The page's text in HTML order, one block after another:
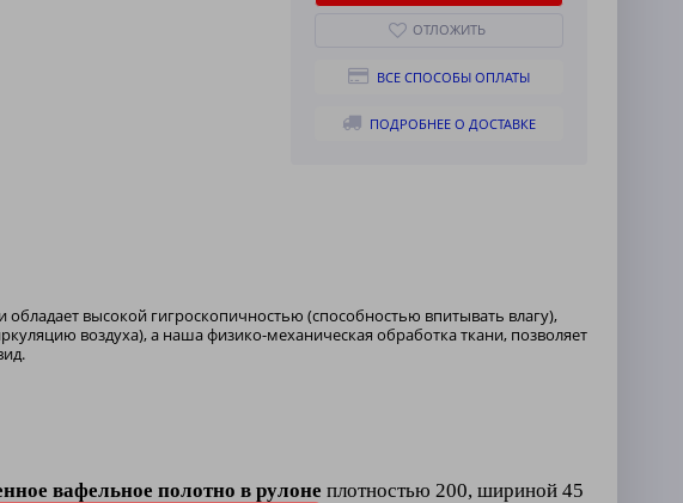
ОТЛОЖИТЬ
ВСЕ СПОСОБЫ ОПЛАТЫ
ПОДРОБНЕЕ О ДОСТАВКЕ
высокой гигроскопичностью (способностью впитывать влагу),
воздуха), а наша физико-механическая обработка ткани, позволяет
вафельное полотно в рулоне плотностью 200, шириной 45